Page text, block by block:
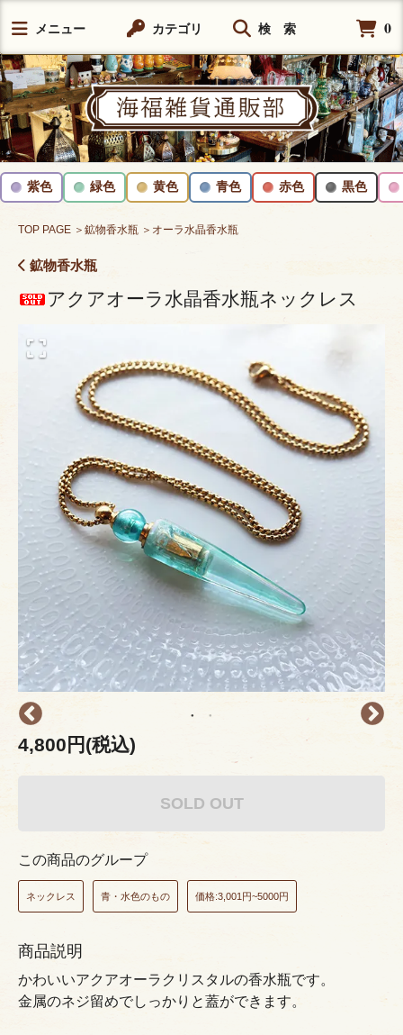
メニュー カテゴリ 検 索 0
紫色 緑色 黄色 青色 赤色 黒色
TOP PAGE ＞鉱物香水瓶 ＞オーラ水晶香水瓶
鉱物香水瓶
アクアオーラ水晶香水瓶ネックレス
4,800円(税込)
SOLD OUT
この商品のグループ
ネックレス 青・水色のもの 価格:3,001円~5000円
商品説明
かわいいアクアオーラクリスタルの香水瓶です。
金属のネジ留めでしっかりと蓋ができます。